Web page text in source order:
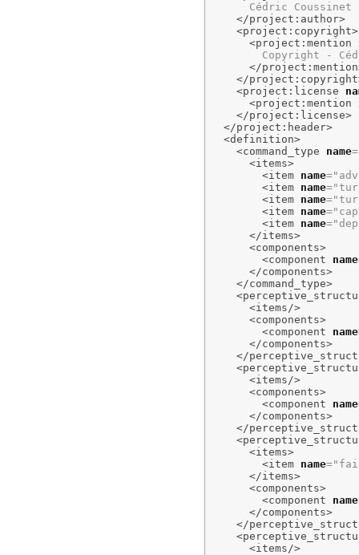
      Cédric Coussinet
</project:author>
<project:copyright>
<project:mention
Copyright -
</project:mention
</project:copyright
<project:license
<project:mention
</project:license>
</project:header>
<definition>
<command_type
name=
<items>
<item
name=
<item
name=
<item
name=
<item
name=
<item
name=
</items>
<components>
<component
name
</components>
</command_type>
<items/>
<components>
<component
name
</components>
</
<items/>
<components>
<component
name
</components>
</
<items>
<item
name=
</items>
<components>
<component
name
</components>
</
<items/>